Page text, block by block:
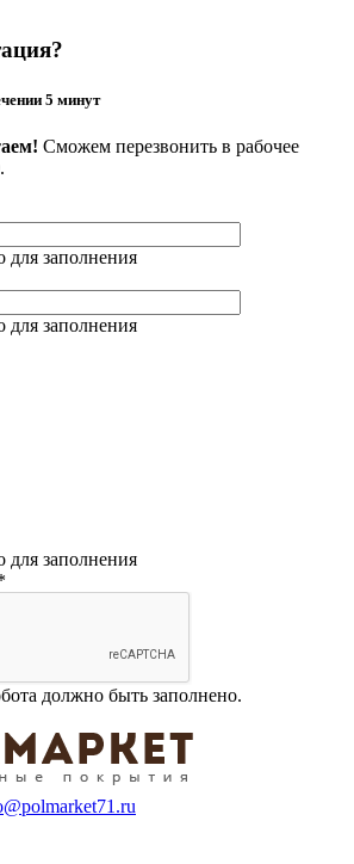
5 минут
Сможем перезвонить в рабочее
для заполнения
для заполнения
для заполнения
должно быть заполнено.